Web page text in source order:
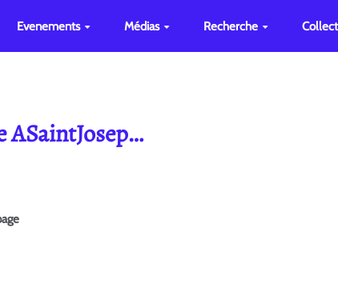
Evenements Médias Recherche
ASaintJosep…